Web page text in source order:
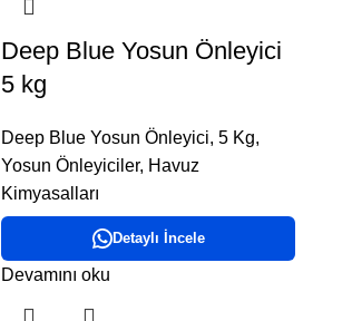
Deep Blue Yosun Önleyici
5 kg
Deep Blue Yosun Önleyici, 5 Kg,
Yosun Önleyiciler, Havuz
Kimyasalları
Detaylı İncele
Devamını oku